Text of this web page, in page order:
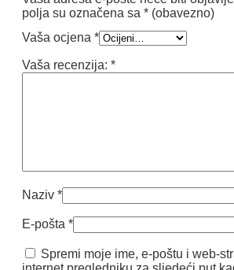
polja su označena sa * (obavezno)
Vaša ocjena *
Vaša recenzija: *
Naziv *
E-pošta *
Spremi moje ime, e-poštu i web-